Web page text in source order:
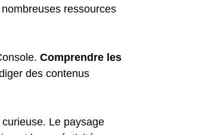
ressources
Comprendre les
des contenus
Le paysage